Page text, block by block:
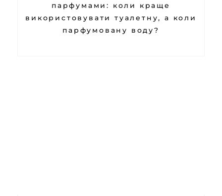
парфумами: коли краще
використовувати туалетну, а коли
парфумовану воду?